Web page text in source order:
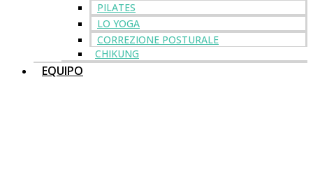
PILATES
LO YOGA
CORREZIONE POSTURALE
CHIKUNG
EQUIPO